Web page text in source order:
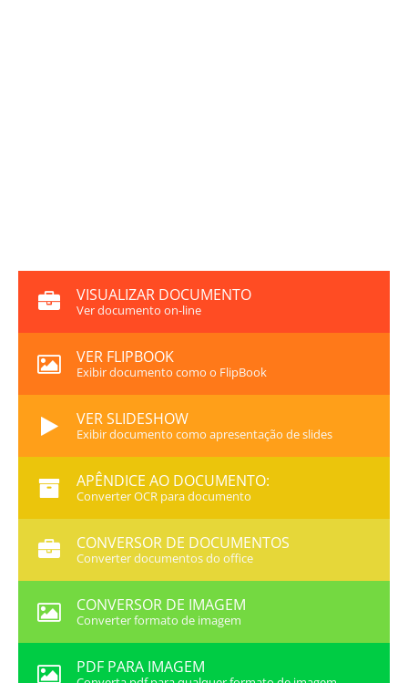
VISUALIZAR DOCUMENTO
Ver documento on-line
VER FLIPBOOK
Exibir documento como o FlipBook
VER SLIDESHOW
Exibir documento como apresentação de slides
APÊNDICE AO DOCUMENTO:
Converter OCR para documento
CONVERSOR DE DOCUMENTOS
Converter documentos do office
CONVERSOR DE IMAGEM
Converter formato de imagem
PDF PARA IMAGEM